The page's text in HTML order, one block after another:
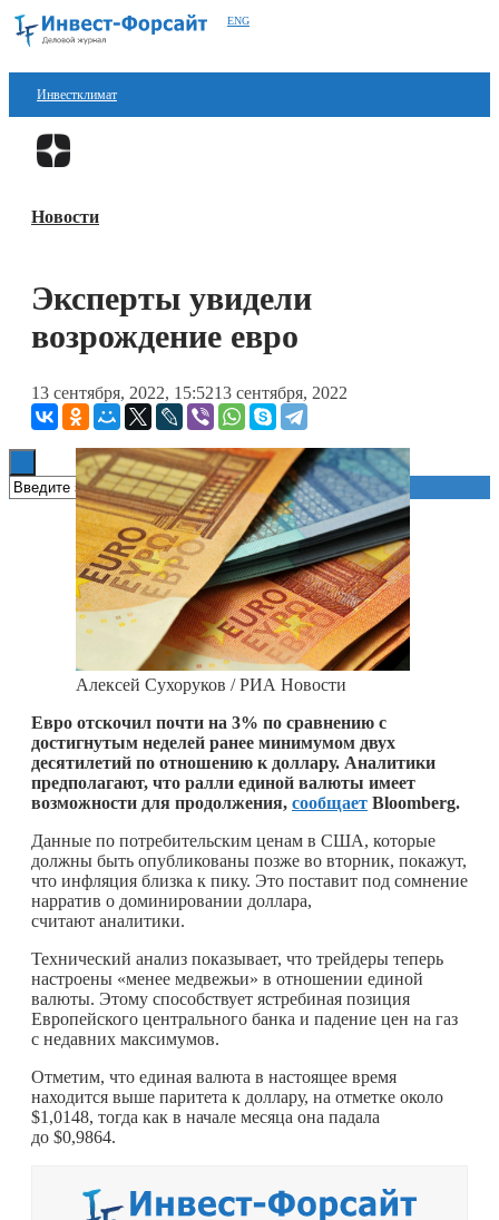
ENG
Инвестклимат
Финансы
Блокчейн
Книги
Новости
Эксперты увидели
возрождение евро
13 сентября, 2022, 15:5213 сентября, 2022
Алексей Сухоруков / РИА Новости
Евро отскочил почти на 3% по сравнению с
достигнутым неделей ранее минимумом двух
десятилетий по отношению к доллару. Аналитики
предполагают, что ралли единой валюты имеет
возможности для продолжения, сообщает Bloomberg.
Данные по потребительским ценам в США, которые
должны быть опубликованы позже во вторник, покажут,
что инфляция близка к пику. Это поставит под сомнение
нарратив о доминировании доллара,
считают аналитики.
Технический анализ показывает, что трейдеры теперь
настроены «менее медвежьи» в отношении единой
валюты. Этому способствует ястребиная позиция
Европейского центрального банка и падение цен на газ
с недавних максимумов.
Отметим, что единая валюта в настоящее время
находится выше паритета к доллару, на отметке около
$1,0148, тогда как в начале месяца она падала
до $0,9864.